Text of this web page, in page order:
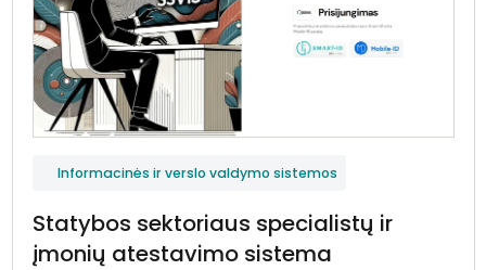
Informacinės ir verslo valdymo sistemos
Statybos sektoriaus specialistų ir
įmonių atestavimo sistema